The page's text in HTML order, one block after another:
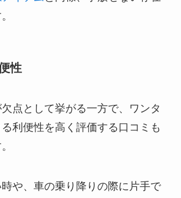
性
点として挙がる一方で、ワンタ
利便性を高く評価する口コミも
や、車の乗り降りの際に片手で